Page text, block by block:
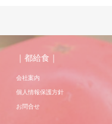
｜都給食｜
会社案内
個人情報保護方針
お問合せ